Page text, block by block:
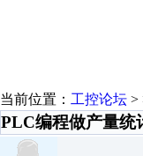
当前位置： 工控论坛 >
PLC编程做产量统